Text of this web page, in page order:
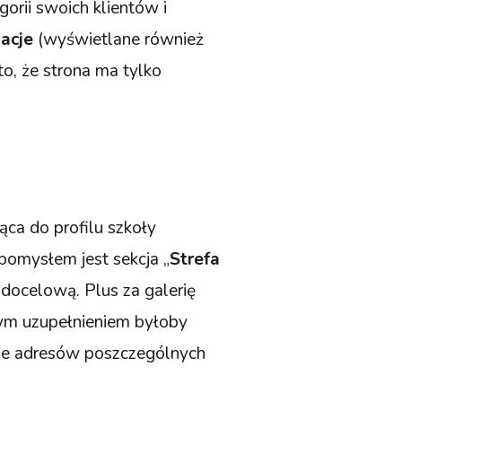
swoich klientów i
(wyświetlane również
że strona ma tylko
do profilu szkoły
jest sekcja „Strefa
Plus za galerię
uzupełnieniem byłoby
adresów poszczególnych